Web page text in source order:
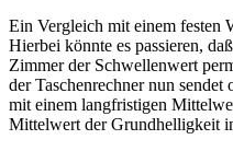
Ein Vergleich mit einem festen
Hierbei könnte es passieren,
Zimmer der Schwellenwert
der Taschenrechner nun
mit einem langfristigen
Mittelwert der Grundhelligkeit